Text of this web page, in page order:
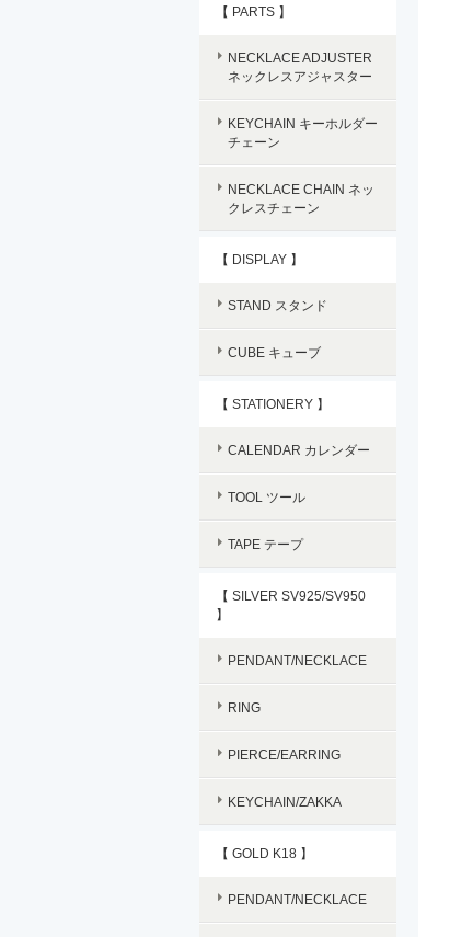
【 PARTS 】
NECKLACE ADJUSTER
ネックレスアジャスター
KEYCHAIN キーホルダー
チェーン
NECKLACE CHAIN ネッ
クレスチェーン
【 DISPLAY 】
STAND スタンド
CUBE キューブ
【 STATIONERY 】
CALENDAR カレンダー
TOOL ツール
TAPE テープ
【 SILVER SV925/SV950
】
PENDANT/NECKLACE
RING
PIERCE/EARRING
KEYCHAIN/ZAKKA
【 GOLD K18 】
PENDANT/NECKLACE